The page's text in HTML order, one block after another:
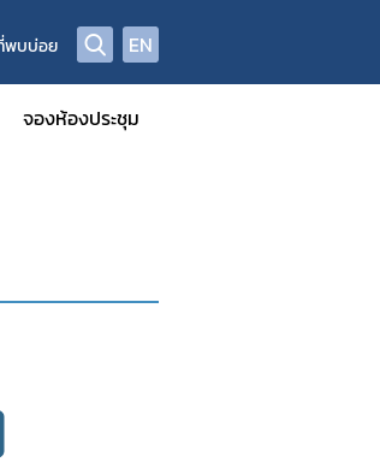
พบบ่อย EN
จองห้องประชุม